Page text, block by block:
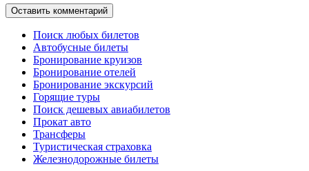
Поиск любых билетов
Автобусные билеты
Бронирование круизов
Бронирование отелей
Бронирование экскурсий
Горящие туры
Поиск дешевых авиабилетов
Прокат авто
Трансферы
Туристическая страховка
Железнодорожные билеты